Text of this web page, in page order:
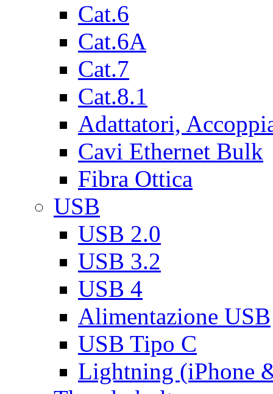
Cat.6
Cat.6A
Cat.7
Cat.8.1
Adattatori,
Cavi Ethernet Bulk
Fibra Ottica
USB
USB 2.0
USB 3.2
USB 4
Alimentazione USB
USB Tipo C
Lightning (iPhone